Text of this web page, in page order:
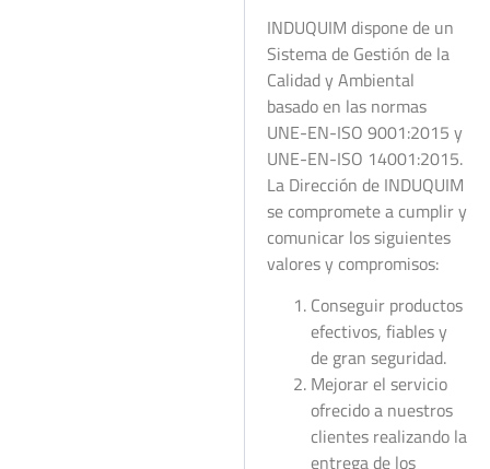
INDUQUIM dispone de un
Sistema de Gestión de la
Calidad y Ambiental
basado en las normas
UNE-EN-ISO 9001:2015 y
UNE-EN-ISO 14001:2015.
La Dirección de INDUQUIM
se compromete a cumplir y
comunicar los siguientes
valores y compromisos:
Conseguir productos
efectivos, fiables y
de gran seguridad.
Mejorar el servicio
ofrecido a nuestros
clientes realizando la
entrega de los